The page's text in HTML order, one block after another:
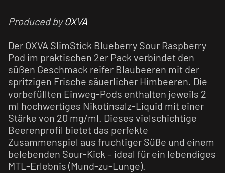
Produced byOXVA
Der OXVA SlimStick Blueberry Sour Raspberry
Pod im praktischen 2er Pack verbindet den
süßen Geschmack reifer Blaubeeren mit der
spritzigen Frische säuerlicher Himbeeren. Die
vorbefüllten Einweg-Pods enthalten jeweils 2
ml hochwertiges Nikotinsalz-Liquid mit einer
Stärke von 20 mg/ml. Dieses vielschichtige
Beerenprofil bietet das perfekte
Zusammenspiel aus fruchtiger Süße und einem
belebenden Sour-Kick – ideal für ein lebendiges
MTL-Erlebnis (Mund-zu-Lunge).